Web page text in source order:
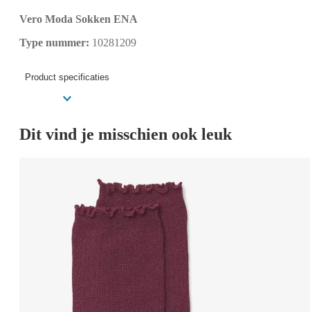
Vero Moda Sokken ENA
Type nummer: 10281209
Product specificaties
Dit vind je misschien ook leuk